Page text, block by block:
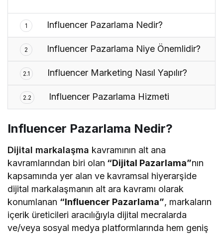
1 Influencer Pazarlama Nedir?
2 Influencer Pazarlama Niye Önemlidir?
2.1 Influencer Marketing Nasıl Yapılır?
2.2 Influencer Pazarlama Hizmeti
Influencer Pazarlama Nedir?
Dijital markalaşma kavramının alt ana
kavramlarından biri olan “Dijital Pazarlama”nın
kapsamında yer alan ve kavramsal hiyerarşide
dijital markalaşmanın alt ara kavramı olarak
konumlanan “Influencer Pazarlama”, markaların
içerik üreticileri aracılığıyla dijital mecralarda
ve/veya sosyal medya platformlarında hem geniş